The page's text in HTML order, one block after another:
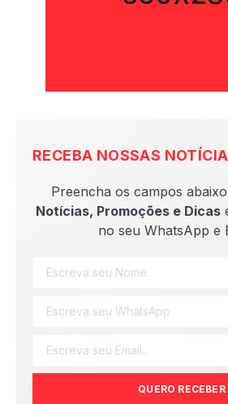
RECEBA NOSSAS
Preencha os campos
Notícias, Promoções e Dicas
no seu WhatsApp e
QUERO RECEBER